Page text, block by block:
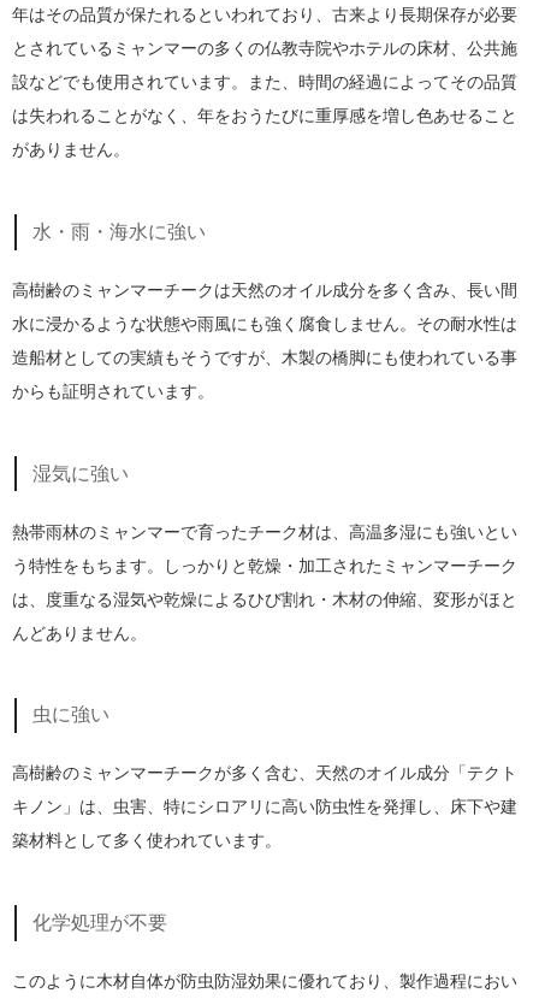
年はその品質が保たれるといわれており、古来より長期保存が必要
とされているミャンマーの多くの仏教寺院やホテルの床材、公共施
設などでも使用されています。また、時間の経過によってその品質
は失われることがなく、年をおうたびに重厚感を増し色あせること
がありません。
水・雨・海水に強い
高樹齢のミャンマーチークは天然のオイル成分を多く含み、長い間
水に浸かるような状態や雨風にも強く腐食しません。その耐水性は
造船材としての実績もそうですが、木製の橋脚にも使われている事
からも証明されています。
湿気に強い
熱帯雨林のミャンマーで育ったチーク材は、高温多湿にも強いとい
う特性をもちます。しっかりと乾燥・加工されたミャンマーチーク
は、度重なる湿気や乾燥によるひび割れ・木材の伸縮、変形がほと
んどありません。
虫に強い
高樹齢のミャンマーチークが多く含む、天然のオイル成分「テクト
キノン」は、虫害、特にシロアリに高い防虫性を発揮し、床下や建
築材料として多く使われています。
化学処理が不要
このように木材自体が防虫防湿効果に優れており、製作過程におい